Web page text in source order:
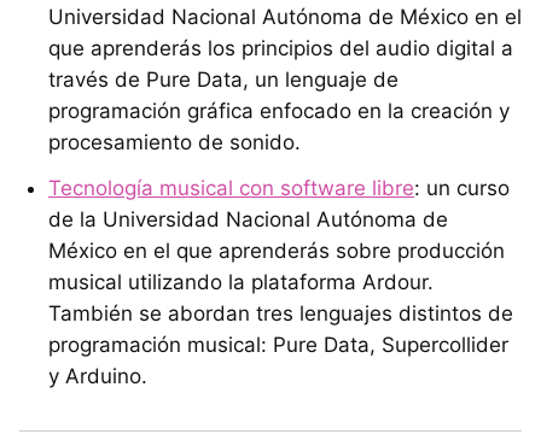
Universidad Nacional Autónoma de México en el
que aprenderás los principios del audio digital a
través de Pure Data, un lenguaje de
programación gráfica enfocado en la creación y
procesamiento de sonido.
Tecnología musical con software libre: un curso
de la Universidad Nacional Autónoma de
México en el que aprenderás sobre producción
musical utilizando la plataforma Ardour.
También se abordan tres lenguajes distintos de
programación musical: Pure Data, Supercollider
y Arduino.